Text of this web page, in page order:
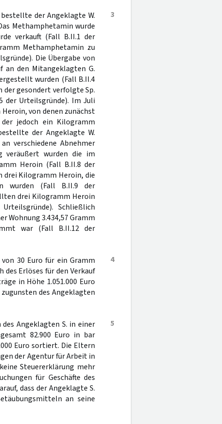
3
der Angeklagte W.
Methamphetamin wurde
verkauft (Fall B.II.1 der
Methamphetamin zu
Die Übergabe von
an den Mitangeklagten G.
wurden (Fall B.II.4
der gesondert verfolgte Sp.
der Urteilsgründe). Im Juli
von denen zunächst
jedoch ein Kilogramm
der Angeklagte W.
verschiedene Abnehmer
veräußert wurden die im
Heroin (Fall B.II.8 der
drei Kilogramm Heroin, die
wurden (Fall B.II.9 der
drei Kilogramm Heroin
Schließlich
Wohnung 3.434,57 Gramm
war (Fall B.II.12 der
4
30 Euro für ein Gramm
des Erlöses für den Verkauf
in Höhe 1.051.000 Euro
des Angeklagten
5
Angeklagten S. in einer
82.900 Euro in bar
Euro sortiert. Die Eltern
der Agentur für Arbeit in
Steuererklärung mehr
für Geschäfte des
dass der Angeklagte S.
an seine